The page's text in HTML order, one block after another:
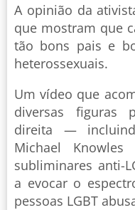
A opinião da
que mostram que
tão bons pais e
heterossexuais.
Um vídeo que
diversas figuras
direita —
Michael
subliminares anti-
a evocar o
pessoas LGBT